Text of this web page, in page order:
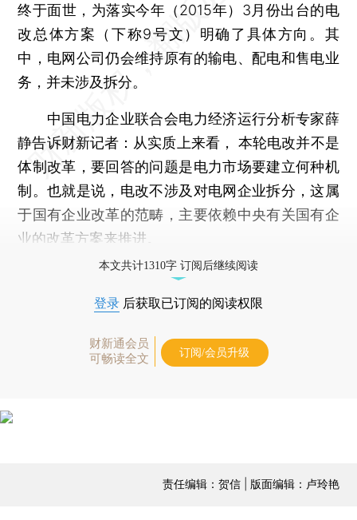
终于面世，为落实今年（2015年）3月份出台的电
改总体方案（下称9号文）明确了具体方向。其
中，电网公司仍会维持原有的输电、配电和售电业
务，并未涉及拆分。
中国电力企业联合会电力经济运行分析专家薛
静告诉财新记者：从实质上来看， 本轮电改并不是
体制改革，要回答的问题是电力市场要建立何种机
制。也就是说，电改不涉及对电网企业拆分，这属
于国有企业改革的范畴，主要依赖中央有关国有企
业的改革方案来推进。
本文共计1310字 订阅后继续阅读
登录 后获取已订阅的阅读权限
财新通会员
可畅读全文
订阅/会员升级
责任编辑：贺信 | 版面编辑：卢玲艳